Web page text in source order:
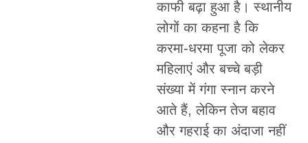
काफी बढ़ा हुआ है। स्थानीय
लोगों का कहना है कि
करमा-धरमा पूजा को लेकर
महिलाएं और बच्चे बड़ी
संख्या में गंगा स्नान करने
आते हैं, लेकिन तेज बहाव
और गहराई का अंदाजा नहीं